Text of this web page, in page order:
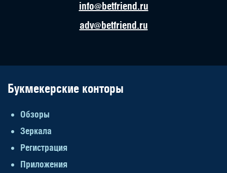
info@betfriend.ru
adv@betfriend.ru
Букмекерские конторы
Обзоры
Зеркала
Регистрация
Приложения